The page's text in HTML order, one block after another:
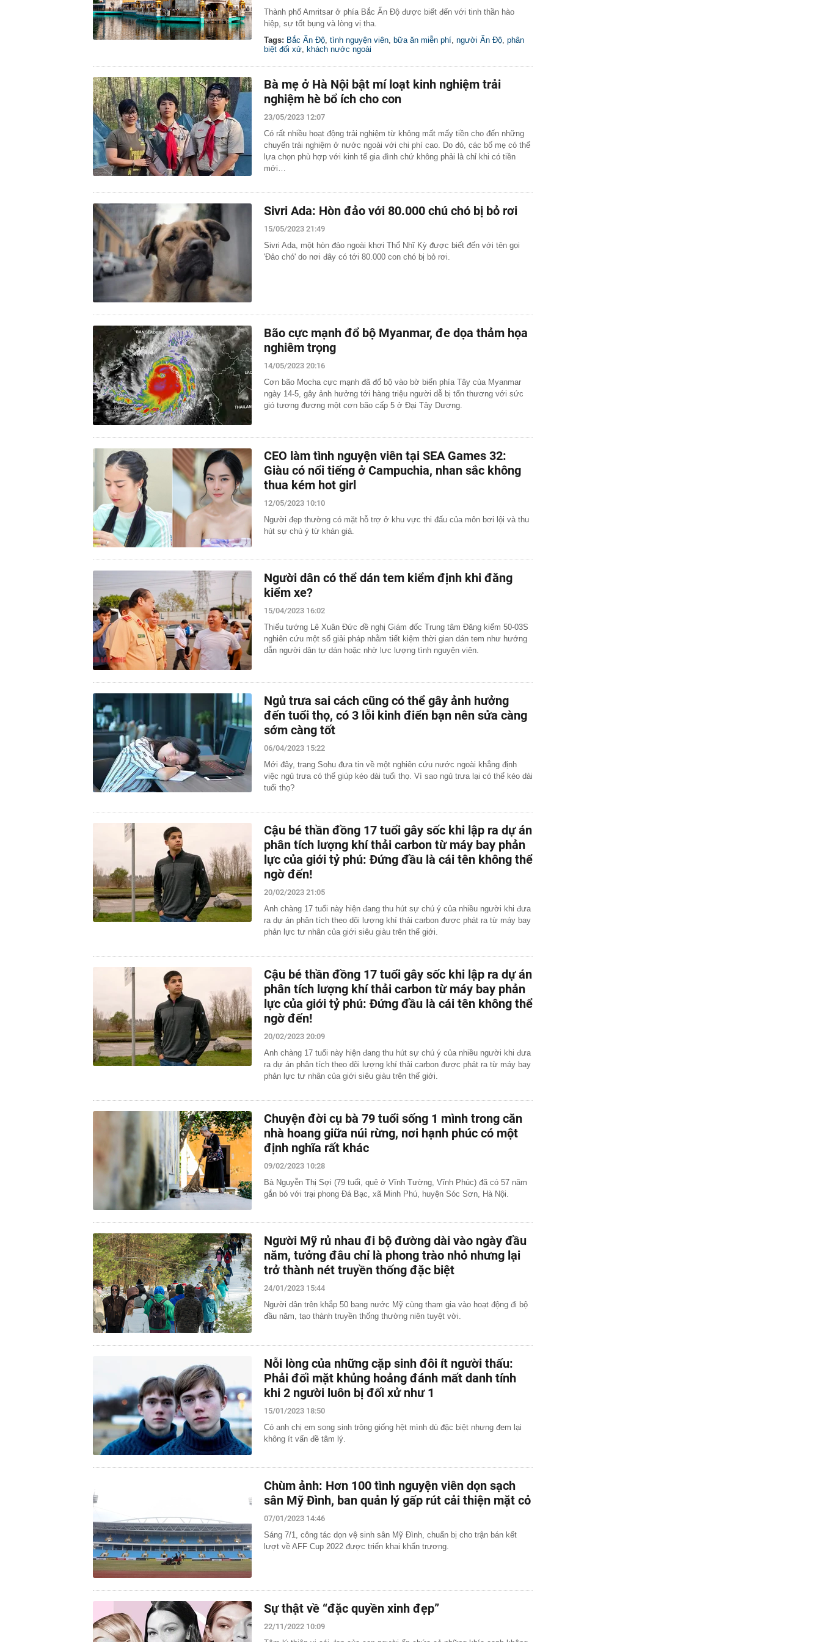
Thành phố Amritsar ở phía Bắc Ấn Độ được biết đến với tinh thần hào
hiệp, sự tốt bụng và lòng vị tha.
Tags: Bắc Ấn Độ tình nguyện viên bữa ăn miễn phí người Ấn Độ phân
biệt đối xử khách nước ngoài
Bà mẹ ở Hà Nội bật mí loạt kinh nghiệm trải
nghiệm hè bổ ích cho con
23/05/2023 12:07
Có rất nhiều hoạt động trải nghiệm từ không mất mấy tiền cho đến những
chuyến trải nghiệm ở nước ngoài với chi phí cao. Do đó, các bố mẹ có thể
lựa chọn phù hợp với kinh tế gia đình chứ không phải là chỉ khi có tiền
mới…
Sivri Ada: Hòn đảo với 80.000 chú chó bị bỏ rơi
15/05/2023 21:49
Sivri Ada, một hòn đảo ngoài khơi Thổ Nhĩ Kỳ được biết đến với tên gọi
'Đảo chó' do nơi đây có tới 80.000 con chó bị bỏ rơi.
Bão cực mạnh đổ bộ Myanmar, đe dọa thảm họa
nghiêm trọng
14/05/2023 20:16
Cơn bão Mocha cực mạnh đã đổ bộ vào bờ biển phía Tây của Myanmar
ngày 14-5, gây ảnh hưởng tới hàng triệu người dễ bị tổn thương với sức
gió tương đương một cơn bão cấp 5 ở Đại Tây Dương.
CEO làm tình nguyện viên tại SEA Games 32:
Giàu có nổi tiếng ở Campuchia, nhan sắc không
thua kém hot girl
12/05/2023 10:10
Người đẹp thường có mặt hỗ trợ ở khu vực thi đấu của môn bơi lội và thu
hút sự chú ý từ khán giả.
Người dân có thể dán tem kiểm định khi đăng
kiểm xe?
15/04/2023 16:02
Thiếu tướng Lê Xuân Đức đề nghị Giám đốc Trung tâm Đăng kiểm 50-03S
nghiên cứu một số giải pháp nhằm tiết kiệm thời gian dán tem như hướng
dẫn người dân tự dán hoặc nhờ lực lượng tình nguyện viên.
Ngủ trưa sai cách cũng có thể gây ảnh hưởng
đến tuổi thọ, có 3 lỗi kinh điển bạn nên sửa càng
sớm càng tốt
06/04/2023 15:22
Mới đây, trang Sohu đưa tin về một nghiên cứu nước ngoài khẳng định
việc ngủ trưa có thể giúp kéo dài tuổi thọ. Vì sao ngủ trưa lại có thể kéo dài
tuổi thọ?
Cậu bé thần đồng 17 tuổi gây sốc khi lập ra dự án
phân tích lượng khí thải carbon từ máy bay phản
lực của giới tỷ phú: Đứng đầu là cái tên không thể
ngờ đến!
20/02/2023 21:05
Anh chàng 17 tuổi này hiện đang thu hút sự chú ý của nhiều người khi đưa
ra dự án phân tích theo dõi lượng khí thải carbon được phát ra từ máy bay
phản lực tư nhân của giới siêu giàu trên thế giới.
Cậu bé thần đồng 17 tuổi gây sốc khi lập ra dự án
phân tích lượng khí thải carbon từ máy bay phản
lực của giới tỷ phú: Đứng đầu là cái tên không thể
ngờ đến!
20/02/2023 20:09
Anh chàng 17 tuổi này hiện đang thu hút sự chú ý của nhiều người khi đưa
ra dự án phân tích theo dõi lượng khí thải carbon được phát ra từ máy bay
phản lực tư nhân của giới siêu giàu trên thế giới.
Chuyện đời cụ bà 79 tuổi sống 1 mình trong căn
nhà hoang giữa núi rừng, nơi hạnh phúc có một
định nghĩa rất khác
09/02/2023 10:28
Bà Nguyễn Thị Sợi (79 tuổi, quê ở Vĩnh Tường, Vĩnh Phúc) đã có 57 năm
gắn bó với trại phong Đá Bạc, xã Minh Phú, huyện Sóc Sơn, Hà Nội.
Người Mỹ rủ nhau đi bộ đường dài vào ngày đầu
năm, tưởng đâu chỉ là phong trào nhỏ nhưng lại
trở thành nét truyền thống đặc biệt
24/01/2023 15:44
Người dân trên khắp 50 bang nước Mỹ cùng tham gia vào hoạt động đi bộ
đầu năm, tạo thành truyền thống thường niên tuyệt vời.
Nỗi lòng của những cặp sinh đôi ít người thấu:
Phải đối mặt khủng hoảng đánh mất danh tính
khi 2 người luôn bị đối xử như 1
15/01/2023 18:50
Có anh chị em song sinh trông giống hệt mình dù đặc biệt nhưng đem lại
không ít vấn đề tâm lý.
Chùm ảnh: Hơn 100 tình nguyện viên dọn sạch
sân Mỹ Đình, ban quản lý gấp rút cải thiện mặt cỏ
07/01/2023 14:46
Sáng 7/1, công tác dọn vệ sinh sân Mỹ Đình, chuẩn bị cho trận bán kết
lượt về AFF Cup 2022 được triển khai khẩn trương.
Sự thật về “đặc quyền xinh đẹp”
22/11/2022 10:09